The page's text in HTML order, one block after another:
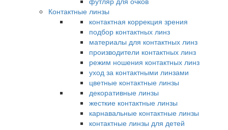
Контактные линзы
контактная коррекция зрения
подбор контактных линз
материалы для контактных линз
производители контактных линз
режим ношения контактных линз
уход за контактными линзами
цветные контактные линзы
декоративные линзы
жесткие контактные линзы
карнавальные контактные линзы
контактные линзы для детей